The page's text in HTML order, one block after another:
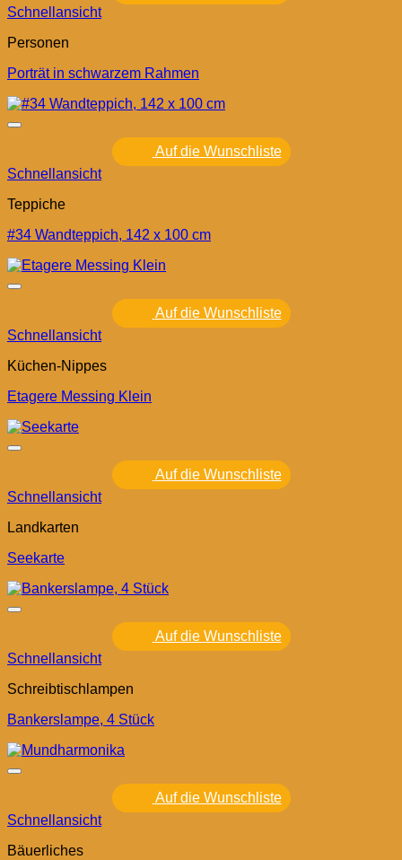
Schnellansicht
Personen
Porträt in schwarzem Rahmen
Auf die Wunschliste
Schnellansicht
Teppiche
#34 Wandteppich, 142 x 100 cm
Auf die Wunschliste
Schnellansicht
Küchen-Nippes
Etagere Messing Klein
Auf die Wunschliste
Schnellansicht
Landkarten
Seekarte
Auf die Wunschliste
Schnellansicht
Schreibtischlampen
Bankerslampe, 4 Stück
Auf die Wunschliste
Schnellansicht
Bäuerliches